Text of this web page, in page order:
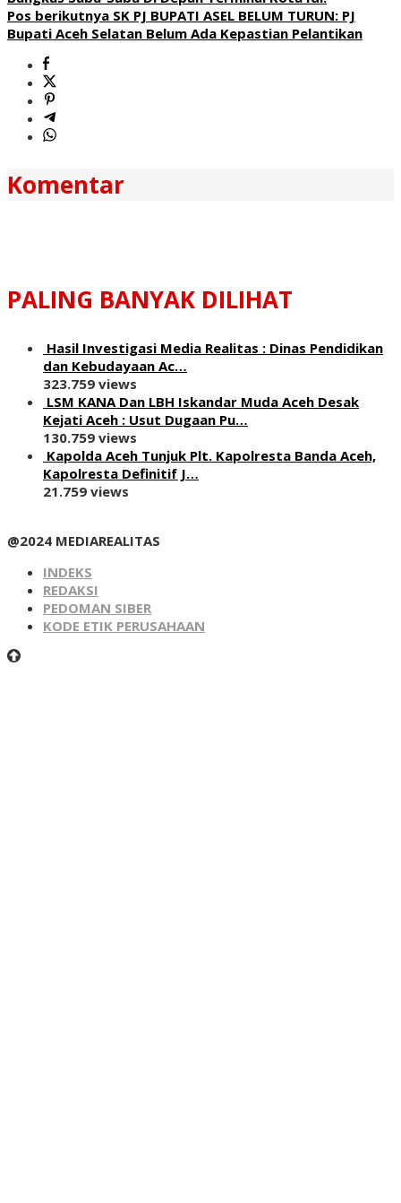
Pos berikutnya SK PJ BUPATI ASEL BELUM TURUN: PJ
Bupati Aceh Selatan Belum Ada Kepastian Pelantikan
Komentar
PALING BANYAK DILIHAT
Hasil Investigasi Media Realitas : ‎Dinas Pendidikan
dan Kebudayaan Ac…
323.759 views
LSM KANA Dan LBH Iskandar Muda Aceh Desak
Kejati Aceh : Usut Dugaan Pu…
130.759 views
Kapolda Aceh Tunjuk Plt. Kapolresta Banda Aceh,
Kapolresta Definitif J…
21.759 views
@2024 MEDIAREALITAS
INDEKS
REDAKSI
PEDOMAN SIBER
KODE ETIK PERUSAHAAN